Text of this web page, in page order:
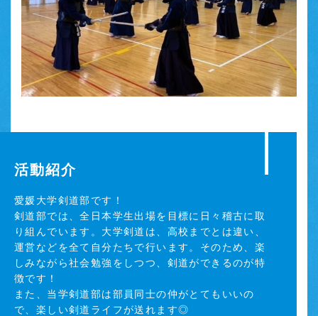
活動紹介
愛媛大学剣道部です！
剣道部では、全日本学生出場を目標に日々稽古に取
り組んでいます。大学剣道は、高校までとは違い、
運営などを全て自分たちで行います。そのため、楽
しみながら社会勉強をしつつ、剣道ができるのが特
徴です！
また、当学剣道部は部員同士の仲がとてもいいの
で、楽しい剣道ライフが送れます◎